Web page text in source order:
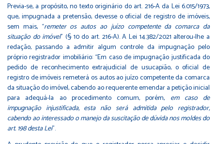
Previa-se, a propósito, no texto originário do art. 216-A da Lei 6.015/1973,
que, impugnada a pretensão, devesse o oficial de registro de imóveis,
sem mais, “remeter os autos ao juízo competente da comarca da
situação do imóvel” (§ 10 do art. 216-A). A Lei 14.382/2021 alterou-lhe a
redação, passando a admitir algum controle da impugnação pelo
próprio registrador imobiliário: “Em caso de impugnação justificada do
pedido de reconhecimento extrajudicial de usucapião, o oficial de
registro de imóveis remeterá os autos ao juízo competente da comarca
da situação do imóvel, cabendo ao requerente emendar a petição inicial
para adequá-la ao procedimento comum, porém, em caso de
impugnação injustificada, esta não será admitida pelo registrador,
cabendo ao interessado o manejo da suscitação de dúvida nos moldes do
art. 198 desta Lei”.